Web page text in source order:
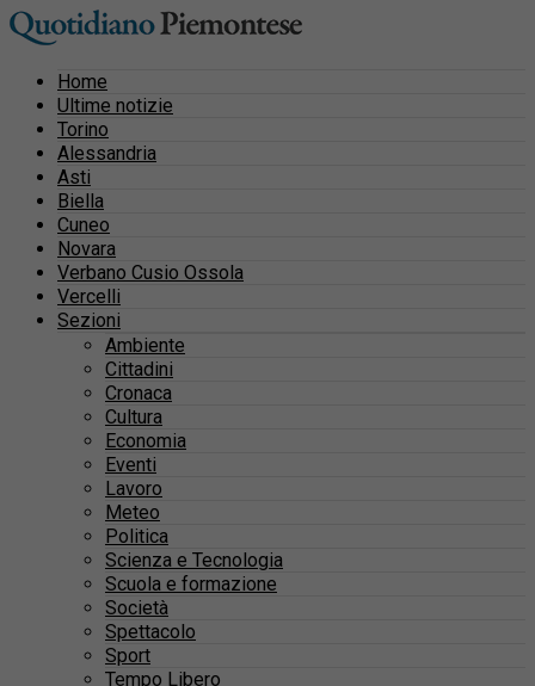
Home
Ultime notizie
Torino
Alessandria
Asti
Biella
Cuneo
Novara
Verbano Cusio Ossola
Vercelli
Sezioni
Ambiente
Cittadini
Cronaca
Cultura
Economia
Eventi
Lavoro
Meteo
Politica
Scienza e Tecnologia
Scuola e formazione
Società
Spettacolo
Sport
Tempo Libero